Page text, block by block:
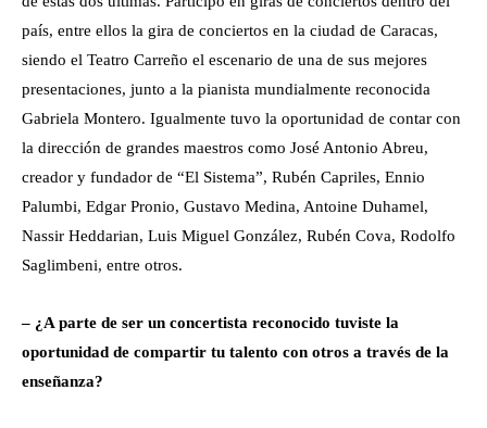
país, entre ellos la gira de conciertos en la ciudad de Caracas,
siendo el Teatro Carreño el escenario de una de sus mejores
presentaciones, junto a la pianista mundialmente reconocida
Gabriela Montero. Igualmente tuvo la oportunidad de contar con
la dirección de grandes maestros como José Antonio Abreu,
creador y fundador de “El Sistema”, Rubén Capriles, Ennio
Palumbi, Edgar Pronio, Gustavo Medina, Antoine Duhamel,
Nassir Heddarian, Luis Miguel González, Rubén Cova, Rodolfo
Saglimbeni, entre otros.
– ¿A parte de ser un concertista reconocido tuviste la
oportunidad de compartir tu talento con otros a través de la
enseñanza?